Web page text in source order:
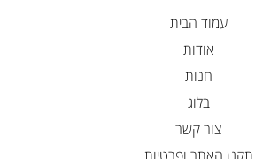
עמוד הבית
אודות
חנות
בלוג
צור קשר